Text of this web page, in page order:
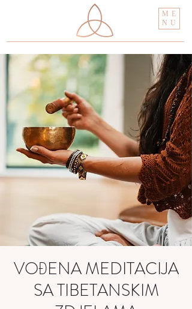
ME
NU
VOĐENA MEDITACIJA
SA TIBETANSKIM